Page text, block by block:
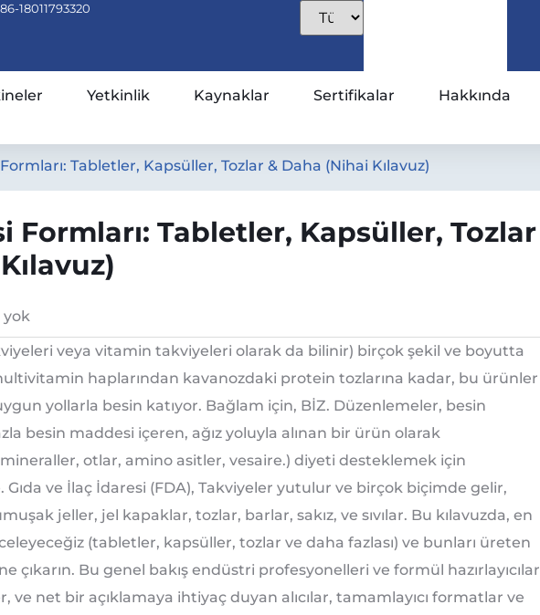
18011793320
Yetkinlik Kaynaklar Sertifikalar Hakkında
Tabletler, Kapsüller, Tozlar & Daha (Nihai Kılavuz)
Formları: Tabletler, Kapsüller, Tozlar
yok
veya vitamin takviyeleri olarak da bilinir) birçok şekil ve boyutta
haplarından kavanozdaki protein tozlarına kadar, bu ürünler
yollarla besin katıyor. Bağlam için, BİZ. Düzenlemeler, besin
besin maddesi içeren, ağız yoluyla alınan bir ürün olarak
otlar, amino asitler, vesaire.) diyeti desteklemek için
Gıda ve İlaç İdaresi (FDA), Takviyeler yutulur ve birçok biçimde gelir,
jeller, jel kapaklar, tozlar, barlar, sakız, ve sıvılar. Bu kılavuzda, en
(tabletler, kapsüller, tozlar ve daha fazlası) ve bunları üreten
çıkarın. Bu genel bakış endüstri profesyonelleri ve formül hazırlayıcılar
ve net bir açıklamaya ihtiyaç duyan alıcılar, tamamlayıcı formatlar ve